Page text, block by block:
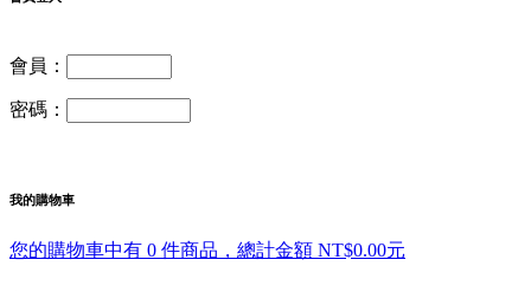
會員：
密碼：
我的購物車
您的購物車中有 0 件商品，總計金額 NT$0.00元